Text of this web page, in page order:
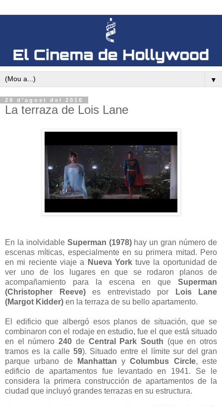
▼
29 d’agost del 2010
La terraza de Lois Lane
En la inolvidable Superman (1978)hay un gran número de
escenas míticas, especialmente en su primera mitad. Pero
en mi reciente viaje a
Nueva Yorktuve la oportunidad de
ver uno de los lugares en que se rodaron planos de
acompañamiento para la escena en que Superman
(Christopher Reeve)es entrevistado por
Lois Lane
(Margot Kidder) en la terraza de su bello apartamento.
El edificio que albergó esos planos de situación, que se
combinaron con el rodaje en estudio, fue el que está situado
en el número240 de Central Park South (que en otros
tramos es la calle 59). Situado entre el límite sur del gran
parque urbano de
Manhattan yColumbus Circle, este
edificio de apartamentos fue levantado en 1941. Se le
considera la primera construcción de apartamentos de la
ciudad que incluyó grandes terrazas en su estructura.